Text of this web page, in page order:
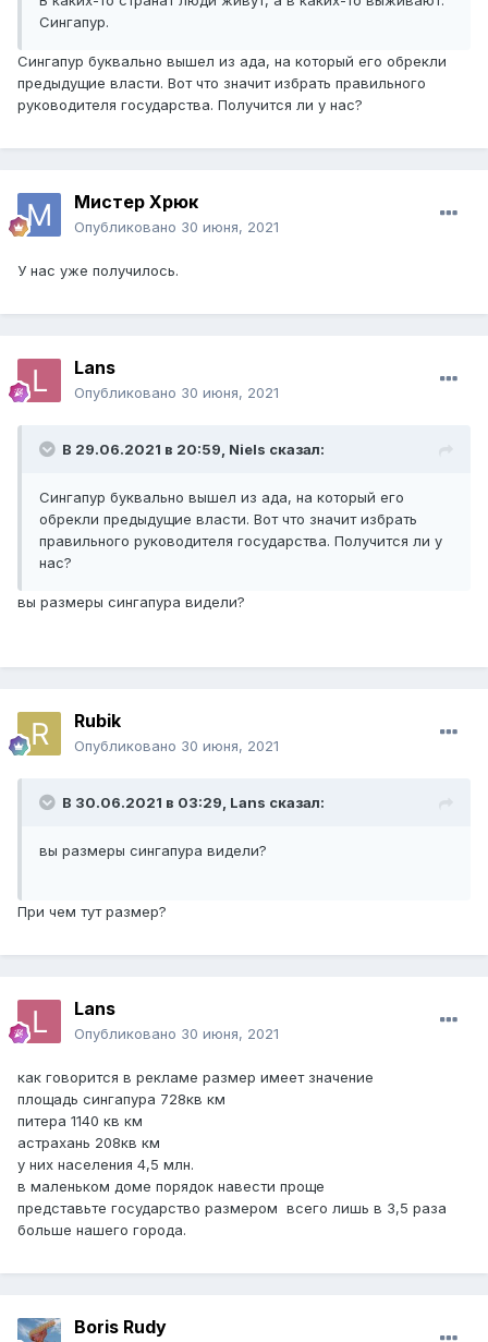
Сингапур.
Сингапур буквально вышел из ада, на который его обрекли
предыдущие власти. Вот что значит избрать правильного
руководителя государства. Получится ли у нас?
Мистер Хрюк
Опубликовано 30 июня, 2021
У нас уже получилось.
Lans
Опубликовано 30 июня, 2021
В 29.06.2021 в 20:59, Niels сказал:
Сингапур буквально вышел из ада, на который его
обрекли предыдущие власти. Вот что значит избрать
правильного руководителя государства. Получится ли у
нас?
вы размеры сингапура видели?
Rubik
Опубликовано 30 июня, 2021
В 30.06.2021 в 03:29, Lans сказал:
вы размеры сингапура видели?
При чем тут размер?
Lans
Опубликовано 30 июня, 2021
как говорится в рекламе размер имеет значение
площадь сингапура 728кв км
питера 1140 кв км
астрахань 208кв км
у них населения 4,5 млн.
в маленьком доме порядок навести проще
представьте государство размером всего лишь в 3,5 раза
больше нашего города.
Boris Rudy